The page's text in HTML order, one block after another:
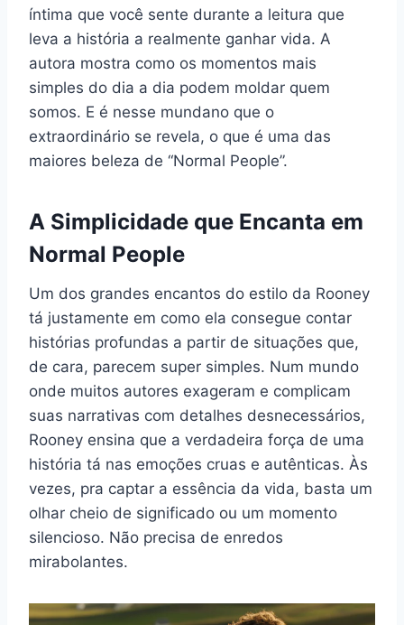
íntima que você sente durante a leitura que
leva a história a realmente ganhar vida. A
autora mostra como os momentos mais
simples do dia a dia podem moldar quem
somos. E é nesse mundano que o
extraordinário se revela, o que é uma das
maiores beleza de “Normal People”.
A Simplicidade que Encanta em
Normal People
Um dos grandes encantos do estilo da Rooney
tá justamente em como ela consegue contar
histórias profundas a partir de situações que,
de cara, parecem super simples. Num mundo
onde muitos autores exageram e complicam
suas narrativas com detalhes desnecessários,
Rooney ensina que a verdadeira força de uma
história tá nas emoções cruas e autênticas. Às
vezes, pra captar a essência da vida, basta um
olhar cheio de significado ou um momento
silencioso. Não precisa de enredos
mirabolantes.